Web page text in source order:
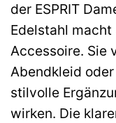
der ESPRIT
Edelstahl
Accessoire. Sie
Abendkleid
stilvolle
wirken. Die